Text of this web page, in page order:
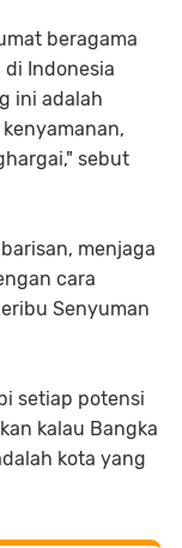
beragama
Indonesia
ini adalah
sebut
menjaga
cara
Senyuman
setiap potensi
kalau Bangka
kota yang